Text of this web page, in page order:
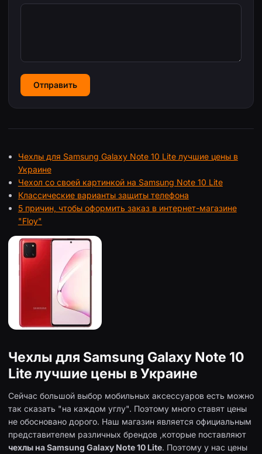
Отправить
Чехлы для Samsung Galaxy Note 10 Lite лучшие цены в
Украине
Чехол со своей картинкой на Samsung Note 10 Lite
Классические варианты защиты телефона
5 причин, чтобы оформить заказ в интернет-магазине
"Floy"
Чехлы для Samsung Galaxy Note 10
Lite лучшие цены в Украине
Сейчас большой выбор мобильных аксессуаров есть можно
так сказать "на каждом углу". Поэтому много ставят цены
не обосновано дорого. Наш магазин является официальным
представителем различных брендов ,которые поставляют
чехлы на Samsung Galaxy Note 10 Lite. Поэтому у нас цены